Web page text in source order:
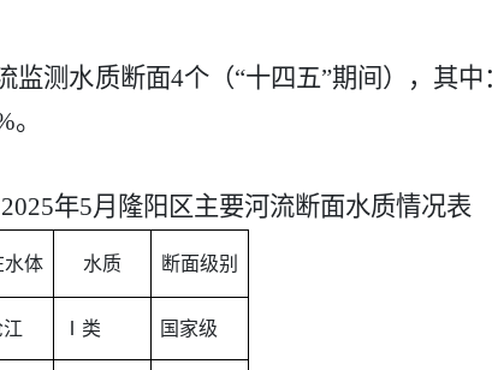
监测水质断面4个（“十四五”期间），其
2025年5月隆阳区主要河流断面水质情况表
水体 水质 断面级别
Ⅰ类 国家级